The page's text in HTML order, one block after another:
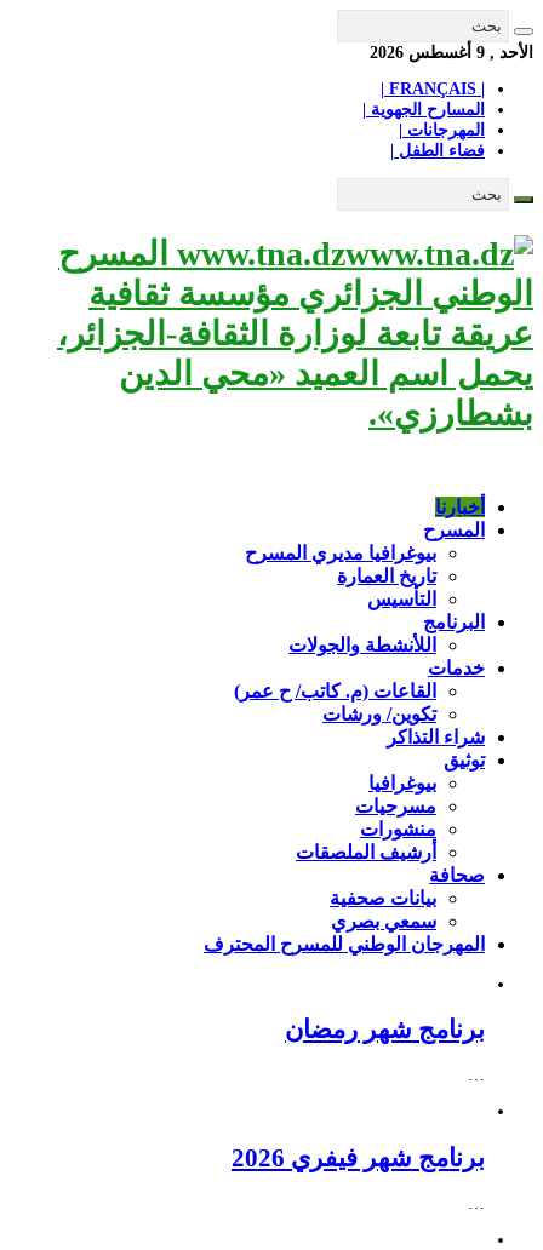
الأحد , 9 أغسطس 2026
المسارح الجهوية |
المهرجانات |
فضاء الطفل |
www.tna.dz المسرح
الوطني الجزائري مؤسسة ثقافية
عريقة تابعة لوزارة الثقافة-الجزائر،
يحمل اسم العميد «محي الدين
بشطارزي».
أخبارنا
المسرح
بيوغرافيا مديري المسرح
تاريخ العمارة
التأسيس
البرنامج
اللأنشطة والجولات
خدمات
القاعات (م. كاتب/ ح عمر)
تكوين/ ورشات
شراء التذاكر
توثيق
بيوغرافيا
مسرحيات
منشورات
أرشيف الملصقات
صحافة
بيانات صحفية
سمعي بصري
المهرجان الوطني للمسرح المحترف
برنامج شهر رمضان
…
برنامج شهر فيفري 2026
…